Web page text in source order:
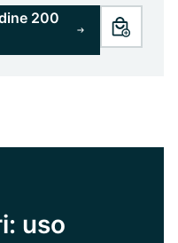
200
uso